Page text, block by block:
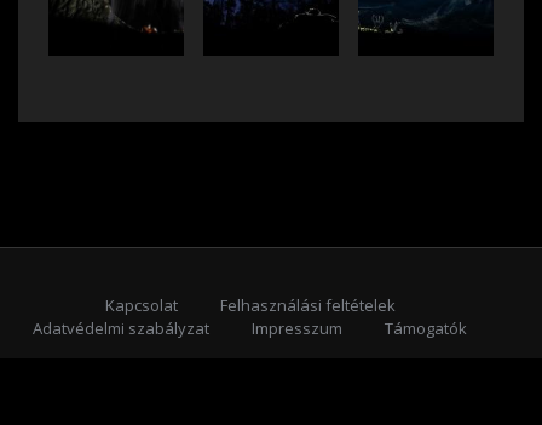
Kapcsolat
Felhasználási feltételek
Adatvédelmi szabályzat
Impresszum
Támogatók